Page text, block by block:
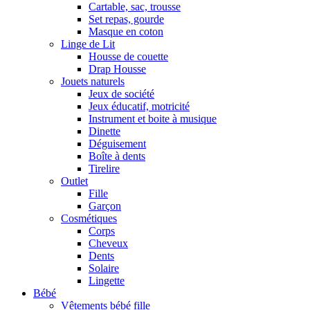
Cartable, sac, trousse
Set repas, gourde
Masque en coton
Linge de Lit
Housse de couette
Drap Housse
Jouets naturels
Jeux de société
Jeux éducatif, motricité
Instrument et boite à musique
Dinette
Déguisement
Boîte à dents
Tirelire
Outlet
Fille
Garçon
Cosmétiques
Corps
Cheveux
Dents
Solaire
Lingette
Bébé
Vêtements bébé fille